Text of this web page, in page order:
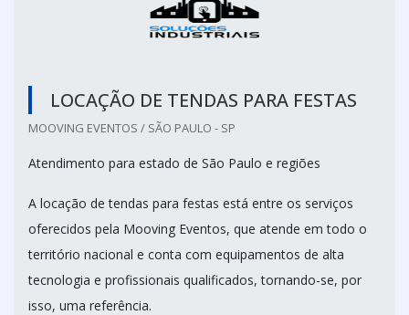
LOCAÇÃO DE TENDAS PARA FESTAS
MOOVING EVENTOS / SÃO PAULO - SP
Atendimento para estado de São Paulo e regiões
A locação de tendas para festas está entre os serviços
oferecidos pela Mooving Eventos, que atende em todo o
território nacional e conta com equipamentos de alta
tecnologia e profissionais qualificados, tornando-se, por
isso, uma referência.